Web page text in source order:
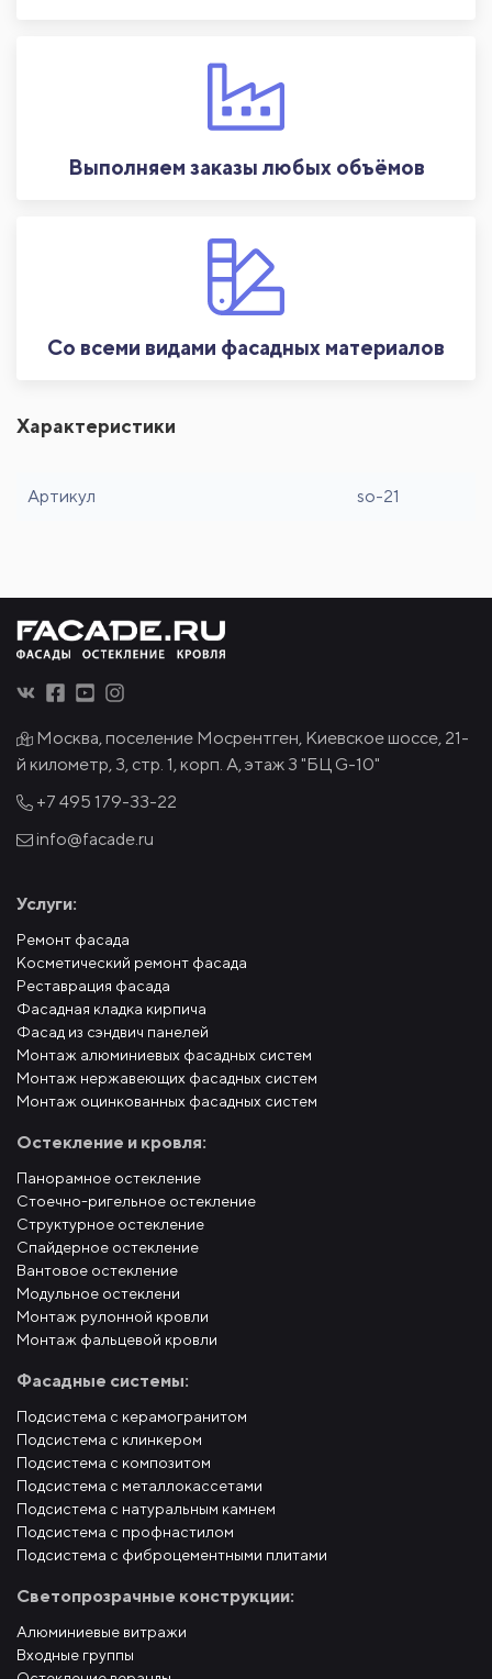
Выполняем заказы любых объёмов
Со всеми видами фасадных материалов
Характеристики
Артикул so-21
Москва, поселение Мосрентген, Киевское шоссе, 21-
й километр, 3, стр. 1, корп. А, этаж 3 "БЦ G-10"
+7 495 179-33-22
info@facade.ru
Услуги:
Ремонт фасада
Косметический ремонт фасада
Реставрация фасада
Фасадная кладка кирпича
Фасад из сэндвич панелей
Монтаж алюминиевых фасадных систем
Монтаж нержавеющих фасадных систем
Монтаж оцинкованных фасадных систем
Остекление и кровля:
Панорамное остекление
Стоечно-ригельное остекление
Структурное остекление
Спайдерное остекление
Вантовое остекление
Модульное остеклени
Монтаж рулонной кровли
Монтаж фальцевой кровли
Фасадные системы:
Подсистема с керамогранитом
Подсистема с клинкером
Подсистема с композитом
Подсистема с металлокассетами
Подсистема с натуральным камнем
Подсистема с профнастилом
Подсистема с фиброцементными плитами
Светопрозрачные конструкции:
Алюминиевые витражи
Входные группы